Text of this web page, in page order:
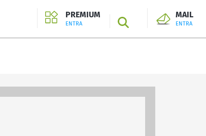
PREMIUM
ENTRA SEARCH
MAIL
ENTRA